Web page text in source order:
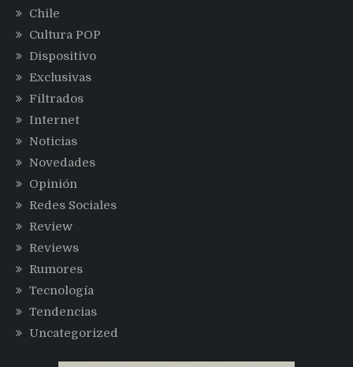
Chile
Cultura POP
Dispositivo
Exclusivas
Filtrados
Internet
Noticias
Novedades
Opinión
Redes Sociales
Review
Reviews
Rumores
Tecnología
Tendencias
Uncategorized